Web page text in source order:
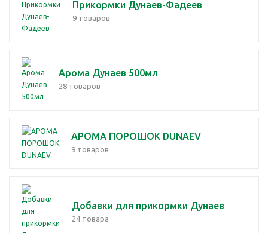
Прикормки Дунаев-Фадеев
9 товаров
Арома Дунаев 500мл
28 товаров
АРОМА ПОРОШОК DUNAEV
9 товаров
Добавки для прикормки Дунаев
24 товара